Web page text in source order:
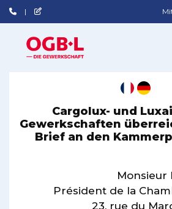
Cargolux- und
Gewerkschaften
Brief an den
Monsieur
Président de la
23, rue du